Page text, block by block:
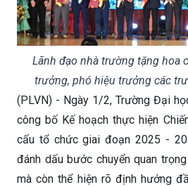
Lãnh đạo nhà trường tặng hoa
trưởng, phó hiệu trưởng các
(PLVN) - Ngày 1/2, Trường Đại
công bố Kế hoạch thực hiện
cấu tổ chức giai đoạn 2025 -
đánh dấu bước chuyển quan
mà còn thể hiện rõ định hướng